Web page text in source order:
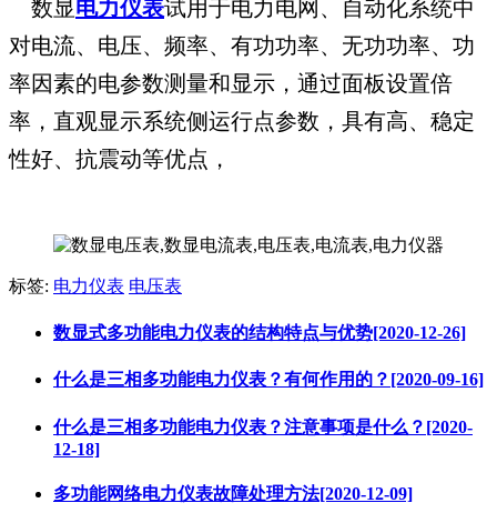
数显电力仪表试用于电力电网、自动化系统中
对电流、电压、频率、有功功率、无功功率、功
率因素的电参数测量和显示，通过面板设置倍
率，直观显示系统侧运行点参数，具有高、稳定
性好、抗震动等优点，
标签: 电力仪表 电压表
数显式多功能电力仪表的结构特点与优势[2020-12-26]
什么是三相多功能电力仪表？有何作用的？[2020-09-16]
什么是三相多功能电力仪表？注意事项是什么？[2020-
12-18]
多功能网络电力仪表故障处理方法[2020-12-09]